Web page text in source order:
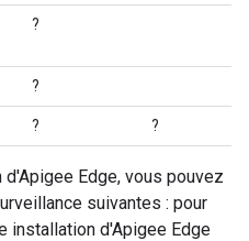
?
?
? ?
Edge, vous pouvez
suivantes : pour
installation d'Apigee Edge